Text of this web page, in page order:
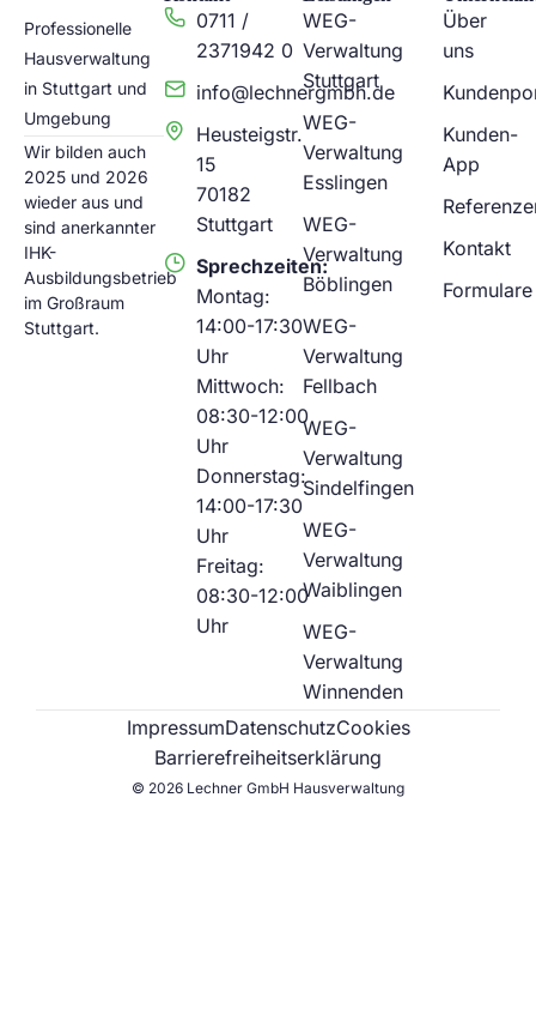
Professionelle
Hausverwaltung
in Stuttgart und
Umgebung
Wir bilden auch
2025 und 2026
wieder aus und
sind anerkannter
IHK-
Ausbildungsbetrieb
im Großraum
Stuttgart.
WEG-
Verwaltung
Stuttgart
WEG-
Verwaltung
Esslingen
WEG-
Verwaltung
Böblingen
WEG-
Verwaltung
Fellbach
WEG-
Verwaltung
Sindelfingen
WEG-
Verwaltung
Waiblingen
WEG-
Verwaltung
Winnenden
Über
uns
Kunden-
App
Kontakt
Formulare
0711 /
2371942 0
info@lechnergmbh.de
Heusteigstr.
15
70182
Stuttgart
Sprechzeiten:
Montag:
14:00-17:30
Uhr
Mittwoch:
08:30-12:00
Uhr
Donnerstag:
14:00-17:30
Uhr
Freitag:
08:30-12:00
Uhr
ImpressumDatenschutzCookies
Barrierefreiheitserklärung
© 2026 Lechner GmbH Hausverwaltung